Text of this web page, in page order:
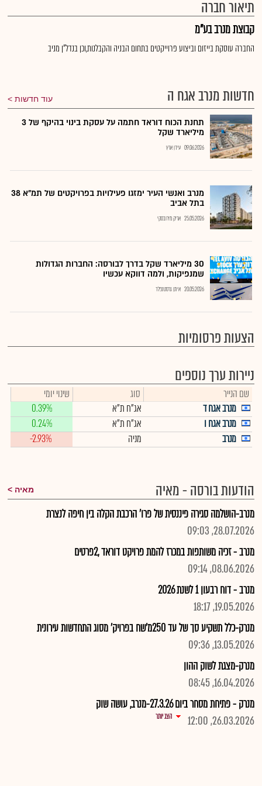
תיאור חברה
קבוצת מנרב בע"מ
החברה עוסקת בייזום וביצוע פרוייקטים בתחום הבניה והקבלנות,וכן בנדל"ן מניב
חדשות מנרב אגח ה עוד חדשות
תחנת הכוח דוראד חתמה על עסקת בינוי בהיקף של 3
מיליארד שקל
09.06.2026 עידן ארץ
מנרב ואנשי העיר ימזגו פעילויות בפרויקטים של תמ"א 38
בתל אביב
25.05.2026 אריק מירובסקי
30 מיליארד שקל בדרך לבורסה: החברות הגדולות
שמנפיקות, ולמה דווקא עכשיו
20.05.2026 איתן גרסטנפלד
הצעות פרסומיות
ניירות ערך נוספים
שם הנייר סוג
שינוי יומי
מנרב אגח ד
אג"ח ת"א
0.39%
מנרב אגח ו
אג"ח ת"א
0.24%
מנרב
מניה -2.93%
הודעות בורסה - מאיה מאיה
מנרב-הושלמה סגירה פיננסית של פרו' הרכבת הקלה בין חיפה לנצרת
28.07.2026, 09:03
מנרב - זכיה משותפות במכרז להמת פרויקט דוראד ,2פרטים
08.06.2026, 09:14
מנרב - דוח רבעון 1 לשנת 2026
19.05.2026, 18:17
מנרק-כלל תשקיע סך של עד 250מ'שח בפרויק' מסוג התחדשות עירונית
13.05.2026, 09:36
מנרק-מצגת לשוק ההון
16.04.2026, 08:45
מנרק - פתיחת מסחר ביום 27.3.26-מנרב, עושה שוק
26.03.2026, 12:00
הצג יותר